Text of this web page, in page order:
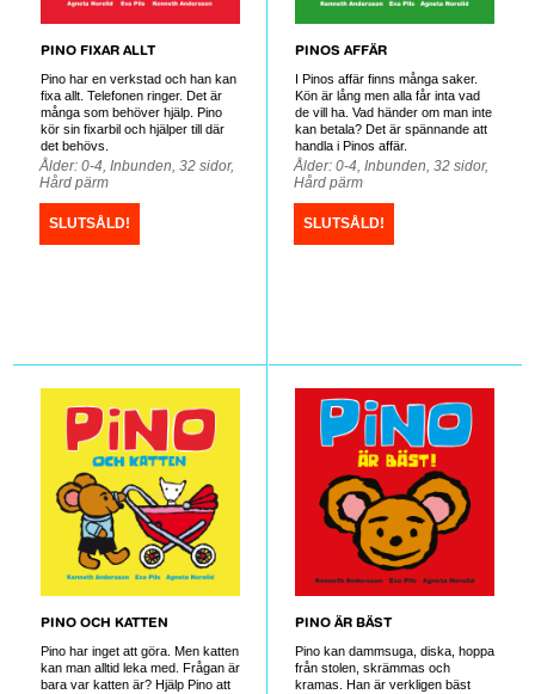
PINO FIXAR ALLT
Pino har en verkstad och han kan
fixa allt. Telefonen ringer. Det är
många som behöver hjälp. Pino
kör sin fixarbil och hjälper till där
det behövs.
Ålder: 0-4, Inbunden, 32 sidor,
Hård pärm
SLUTSÅLD!
PINO OCH KATTEN
Pino har inget att göra. Men katten
kan man alltid leka med. Frågan är
bara var katten är? Hjälp Pino att
PINOS AFFÄR
I Pinos affär finns många saker.
Kön är lång men alla får inta vad
de vill ha. Vad händer om man inte
kan betala? Det är spännande att
handla i Pinos affär.
Ålder: 0-4, Inbunden, 32 sidor,
Hård pärm
SLUTSÅLD!
PINO ÄR BÄST
Pino kan dammsuga, diska, hoppa
från stolen, skrämmas och
kramas. Han är verkligen bäst